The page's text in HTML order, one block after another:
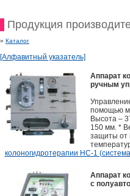
Продукция
» Каталог
[Алфавитный указатель]
Аппарат
ручным
помощью
Высота –
150 мм. *
защиты от
колоногидротерапии HC-1
Аппарат
с